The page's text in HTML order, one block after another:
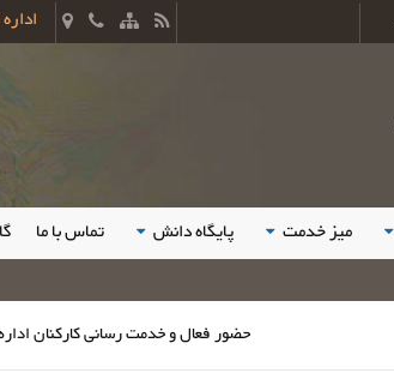
میز خدمت پایگاه دانش تماس با ما
حضور فعال و خدمت رسانی کارکنان اداره
سنگ ها و کانی ها